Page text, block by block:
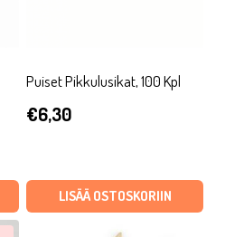
Puiset Pikkulusikat, 100 Kpl
€6,30
LISÄÄ OSTOSKORIIN